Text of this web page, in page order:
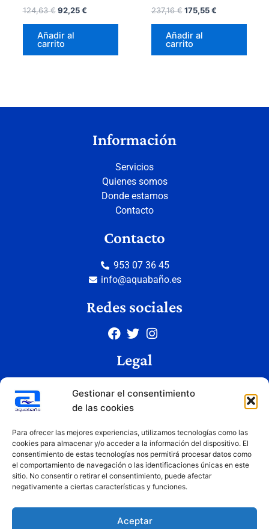
Gestionar el consentimiento
de las cookies
Para ofrecer las mejores experiencias, utilizamos tecnologías como las
cookies para almacenar y/o acceder a la información del dispositivo. El
consentimiento de estas tecnologías nos permitirá procesar datos como
el comportamiento de navegación o las identificaciones únicas en este
sitio. No consentir o retirar el consentimiento, puede afectar
negativamente a ciertas características y funciones.
Aceptar
124,63€ 92,25€
Añadir al
carrito
237,16€ 175,55€
Añadir al
carrito
Información
Servicios
Quienes somos
Donde estamos
Contacto
Contacto
953 07 36 45
info@aquabaño.es
Redes sociales
Legal
Política de privacidad
Condiciones de uso
Copyright © 2026 Aquabaño | Todos los derechos reservados
Diseñado porInnovation Studio